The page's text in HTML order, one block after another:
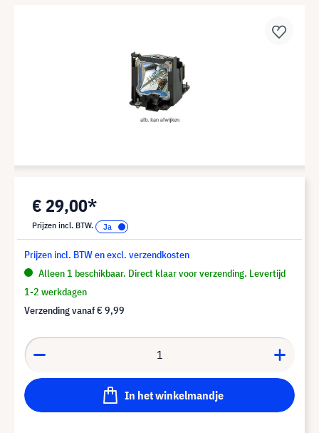
€ 29,00*
Prijzen incl. BTW.
Prijzen incl. BTW en excl. verzendkosten
Alleen 1 beschikbaar. Direct klaar voor verzending. Levertijd
1-2 werkdagen
Verzending vanaf€ 9,99
In het winkelmandje